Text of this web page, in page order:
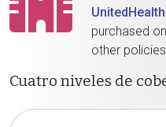
purchased
other
Cuatro niveles de